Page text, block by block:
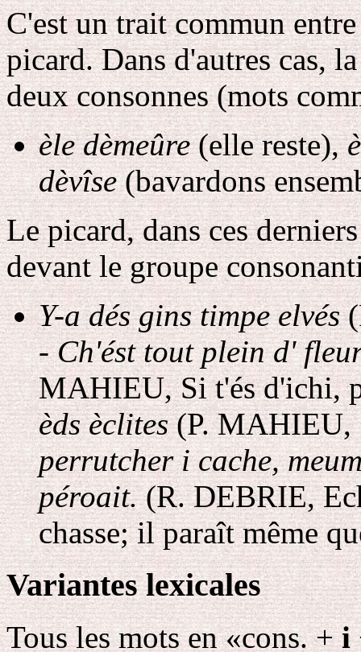
C'est un trait commun
picard. Dans d'autres cas,
deux consonnes (mots
èle dèmeûre(elle reste),
dèvîse(bavardons
Le picard, dans ces
devant le groupe
Y-a dés gins timpe elvés
-Ch'ést tout plein d'
MAHIEU, Si t'és d'ichi,
èds èclites(P. MAHIEU,
perrutcher i cache,
péroait.(R. DEBRIE,
chasse; il paraît même
Variantes lexicales
Tous les mots en «cons. +i